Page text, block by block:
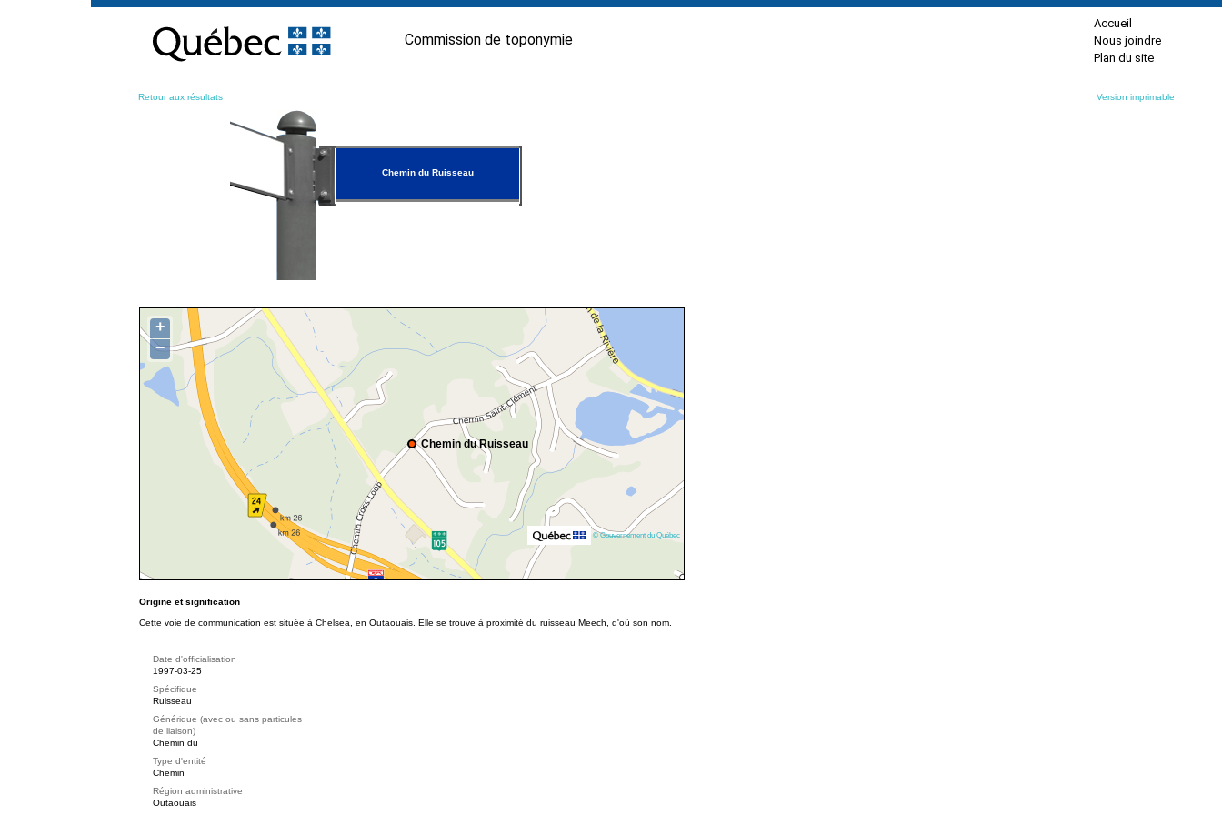
contenu
Commission de toponymie
Accueil
Nous joindre
Plan du site
Retour aux résultats Version imprimable
Chemin du Ruisseau
Chemin du Ruisseau
+
−
© Gouvernement du Québec
Origine et signification
Cette voie de communication est située à Chelsea, en Outaouais. Elle se trouve à proximité du ruisseau Meech, d'où son nom.
Date d'officialisation
1997-03-25
Spécifique
Ruisseau
Générique (avec ou sans particules
de liaison)
Chemin du
Type d'entité
Chemin
Région administrative
Outaouais